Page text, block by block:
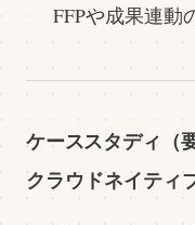
FFPや成果連動
ケーススタディ（要
クラウドネイティ